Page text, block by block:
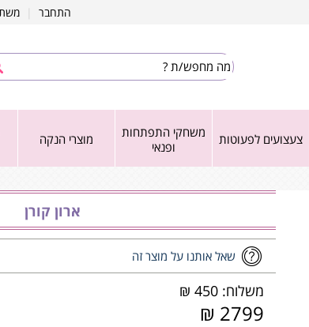
התחבר
צעצועים לפעוטות
משחקי התפתחות
ופנאי
מוצרי הנקה
ארון קורן
שאל אותנו על מוצר זה
משלוח: 450 ₪
2799 ₪